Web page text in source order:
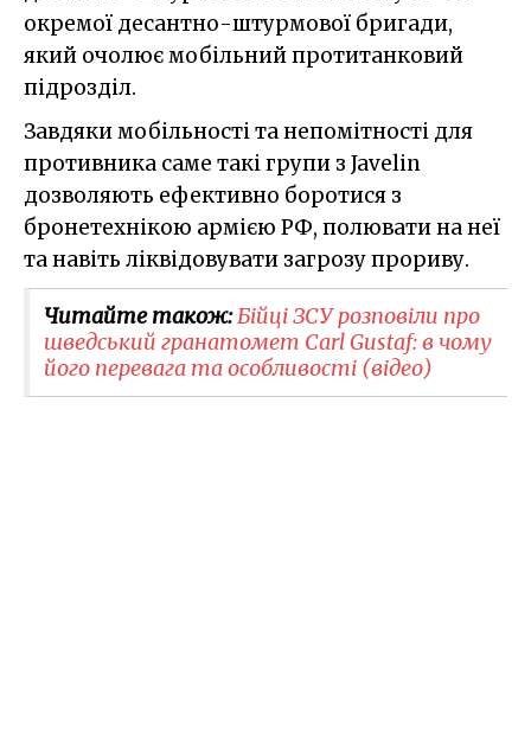
окремої десантно-штурмової бригади,
який очолює мобільний протитанковий
підрозділ.
Завдяки мобільності та непомітності для
противника саме такі групи з Javelin
дозволяють ефективно боротися з
бронетехнікою армією РФ, полювати на неї
та навіть ліквідовувати загрозу прориву.
Читайте також:Бійці ЗСУ розповіли про
шведський гранатомет Carl Gustaf: в чому
його перевага та особливості (відео)